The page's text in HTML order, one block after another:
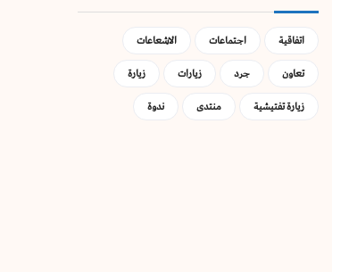
اتفاقية اجتماعات
الاشعاعات
تعاون
جرد زيارات
زيارة
زيارة تفتيشية
منتدى ندوة